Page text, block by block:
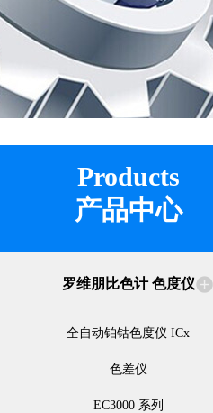
Products
产品中心
罗维朋比色计 色度仪
全自动铂钴色度仪 ICx
色差仪
EC3000 系列